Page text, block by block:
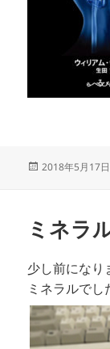
投
2018年5月17日
ミネラ
少し前になり
ミネラルでし